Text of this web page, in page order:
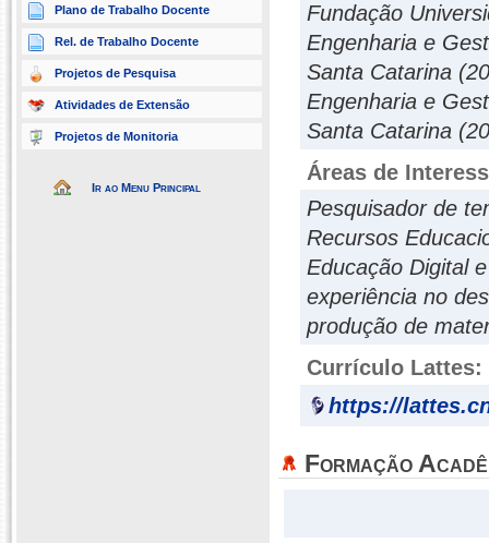
Plano de Trabalho Docente
Rel. de Trabalho Docente
Projetos de Pesquisa
Atividades de Extensão
Projetos de Monitoria
Ir ao Menu Principal
Fundação
Engenharia e
Santa Catarina
Engenharia e
Santa Catarina
Áreas de
Pesquisador de
Recursos
Educação Digital
experiência no
produção de
Currículo Lattes:
https://
Formação